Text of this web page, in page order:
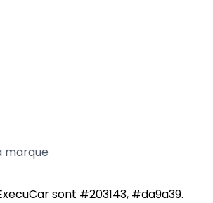
marque
sont #203143, #da9a39.